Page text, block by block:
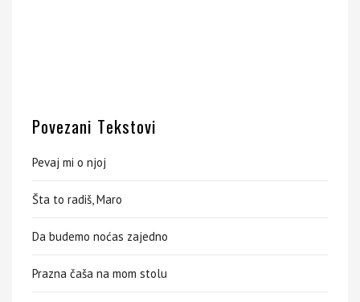
Povezani Tekstovi
Pevaj mi o njoj
Šta to radiš, Maro
Da budemo noćas zajedno
Prazna čaša na mom stolu